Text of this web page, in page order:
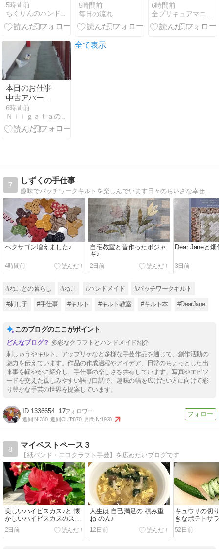
5時間前
ちくりんのハンドメイド日記
簡単レシピ 野
菜の和風煮物
5時間前
毎日の流れ
偵プリキュア
商品予約開始
⭐さりげなく
6時間前
全プリキュアマニア・犬芝まりん
本日のお仕事
中古アパート
２Ｆ共用コン
クリ通路クラ
ック補修後モ
6時間前
Ｎｉｉｇａｔａのお掃除屋 tamaブログ
全て表示
7
しずくの手仕事
趣味でパッチワークキルトを楽しんでいます日々のちいさな幸せを大切にしたいです
ヘクサゴン増えました♪
4時間前
自宅教室と昔作ったポジャ
ギ♪
2日前
Dear Janeと畑
3日前
#ねことの暮らし #ねこ #ハンドメイド #パッチワークキルト
#刺し子 #手仕事 #キルト #キルト教室 #キルト本 #DearJane
このブログのここがポイント
多彩なクラフトとハンドメイド紹介
刺しゅうやキルト、アップリケなど多様な手芸作品を通じて、創作活動の
魅力を伝えています。作品の作成過程やアイデア、日常のちょっとした出
来事を軽やかに紹介し、手仕事の楽しさを共有しています。写真やエピソ
ードを交えた親しみやすい語り口調で、趣味の幅を広げたい方に向けて彩
り豊かな手芸の世界を提案しています。
1336654 17
週間IN:330 週間OUT:870 月間IN:1920
8
マイベストペース３
【紙バンド・エコクラフト手芸】を広めたいブログです
美しいハイビスカス♪と 懐
かしいハイビスカスのスト
ラップ
2日前
人生は 自己満足の 積み重
ね のん♪
12日前
キュウリの切
きなポテトサ
52日前